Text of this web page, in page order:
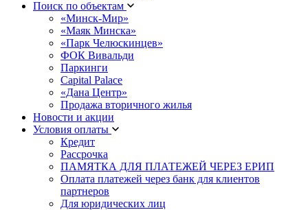
Поиск по объектам
«Минск-Мир»
«Маяк Минска»
«Парк Челюскинцев»
ФОК Вивальди
Паркинги
Capital Palace
«Дана Центр»
Продажа вторичного жилья
Новости и акции
Условия оплаты
Кредит
Рассрочка
ПАМЯТКА ДЛЯ ПЛАТЕЖЕЙ ЧЕРЕЗ ЕРИП
Оплата платежей через банк для клиентов
партнеров
Для юридических лиц